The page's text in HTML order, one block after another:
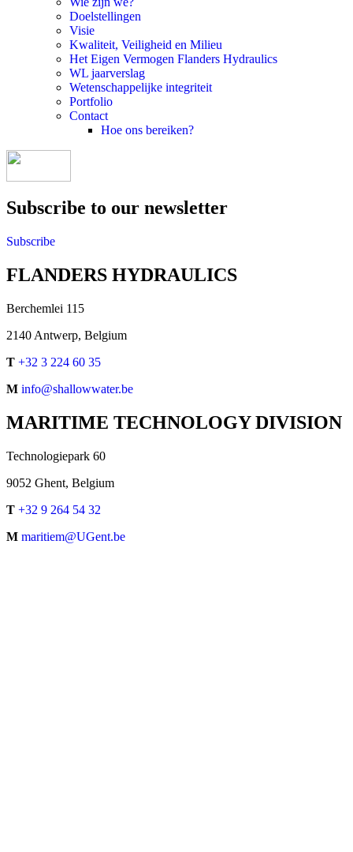
Doelstellingen
Visie
Kwaliteit, Veiligheid en Milieu
Het Eigen Vermogen Flanders Hydraulics
WL jaarverslag
Wetenschappelijke integriteit
Portfolio
Contact
Hoe ons bereiken?
Subscribe to our newsletter
Subscribe
FLANDERS HYDRAULICS
Berchemlei 115
2140 Antwerp, Belgium
T +32 3 224 60 35
M info@shallowwater.be
MARITIME TECHNOLOGY DIVISION
Technologiepark 60
9052 Ghent, Belgium
T +32 9 264 54 32
M maritiem@UGent.be